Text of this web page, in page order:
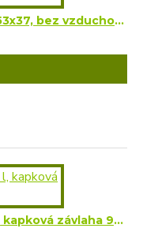
Oxypot V6 pro 6 rostlin 70L 82x53x37, bez vzduchovací sady
Nutriculture Wilma Mini 8x 1.65 l, kapková závlaha 90x45x21 cm